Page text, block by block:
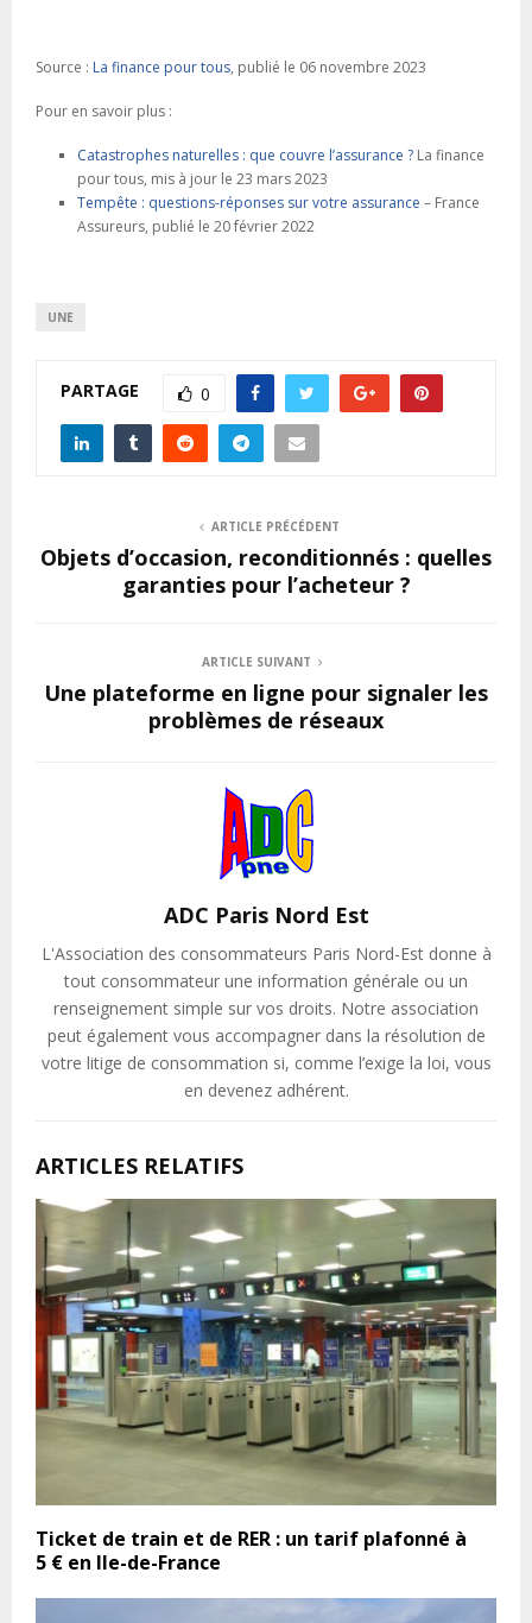
Source : La finance pour tous, publié le 06 novembre 2023
Pour en savoir plus :
Catastrophes naturelles : que couvre l’assurance ? La finance
pour tous, mis à jour le 23 mars 2023
Tempête : questions-réponses sur votre assurance – France
Assureurs, publié le 20 février 2022
UNE
PARTAGE 0
ARTICLE PRÉCÉDENT
Objets d’occasion, reconditionnés : quelles
garanties pour l’acheteur ?
ARTICLE SUIVANT
Une plateforme en ligne pour signaler les
problèmes de réseaux
ADC Paris Nord Est
L'Association des consommateurs Paris Nord-Est donne à
tout consommateur une information générale ou un
renseignement simple sur vos droits. Notre association
peut également vous accompagner dans la résolution de
votre litige de consommation si, comme l’exige la loi, vous
en devenez adhérent.
ARTICLES RELATIFS
Ticket de train et de RER : un tarif plafonné à
5 € en Ile-de-France